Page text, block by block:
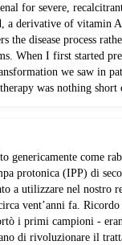
for severe,
a derivative of vitamin
the disease process
When I first started
we saw in
was nothing short
genericamente come
protonica (IPP) di
a utilizzare nel nostro
vent’anni fa.
i primi campioni -
di rivoluzionare il